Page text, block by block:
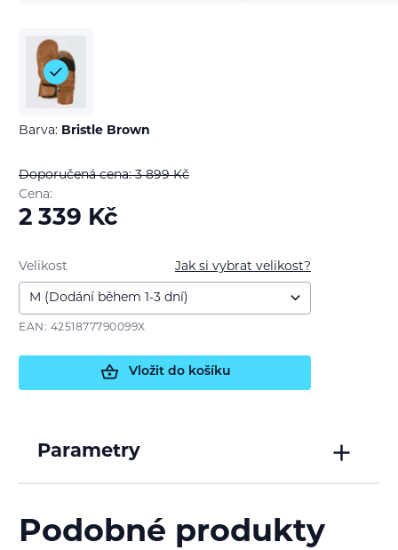
Barva: Bristle Brown
Doporučená cena: 3 899Kč
Cena:
2 339 Kč
Jak si vybrat velikost?
Velikost
EAN: 4251877790099X
Vložit do košíku
Parametry
Podobné produkty